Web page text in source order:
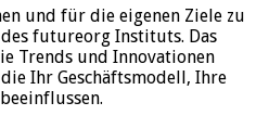
und für die eigenen Ziele zu
futureorg Instituts. Das
Trends und Innovationen
Ihr Geschäftsmodell, Ihre